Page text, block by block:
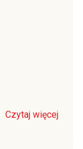
Czytaj więcej